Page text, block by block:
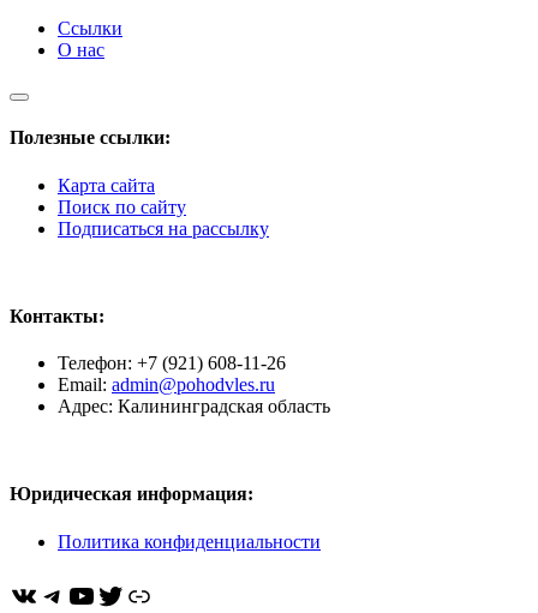
Ссылки
О нас
Полезные ссылки:
Карта сайта
Поиск по сайту
Подписаться на рассылку
Контакты:
Телефон: +7 (921) 608-11-26
Email: admin@pohodvles.ru
Адрес: Калининградская область
Юридическая информация:
Политика конфиденциальности
ВКонтакте
Telegram
YouTube
Twitter
https://dzen.ru/pohodvles